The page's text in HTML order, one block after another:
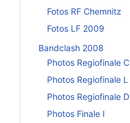
Fotos RF Chemnitz
Fotos LF 2009
Bandclash 2008
Photos Regiofinale C
Photos Regiofinale L
Photos Regiofinale D
Photos Finale I